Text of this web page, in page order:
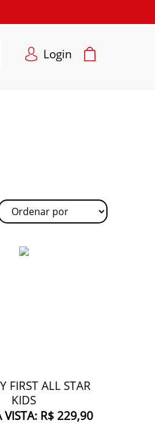
Login
FIRST ALL STAR
KIDS
VISTA: R$ 229,90